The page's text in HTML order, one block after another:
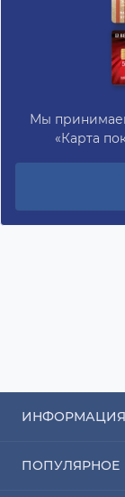
Мы
«Карта
ИНФОРМАЦИЯ
Оплата
ПОПУЛЯРНОЕ